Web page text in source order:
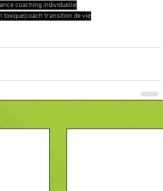
coaching individuelle
toxiquecoach transition de vie